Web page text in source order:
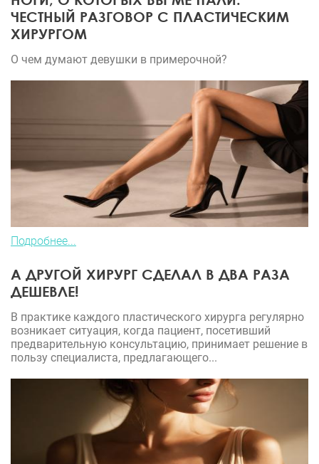
ЧЕСТНЫЙ РАЗГОВОР С ПЛАСТИЧЕСКИМ
ХИРУРГОМ
О чем думают девушки в примерочной?
Подробнее...
А ДРУГОЙ ХИРУРГ СДЕЛАЛ В ДВА РАЗА
ДЕШЕВЛЕ!
В практике каждого пластического хирурга регулярно
возникает ситуация, когда пациент, посетивший
предварительную консультацию, принимает решение в
пользу специалиста, предлагающего...